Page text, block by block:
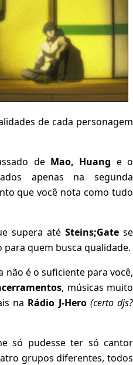
de cada personagem
de Mao, Huang e o
apenas na segunda
que você nota como tudo
supera até Steins;Gate se
quem busca qualidade.
não é o suficiente para você,
, músicas muito
na Rádio J-Hero(certo djs?
só pudesse ter só cantor
grupos diferentes, todos